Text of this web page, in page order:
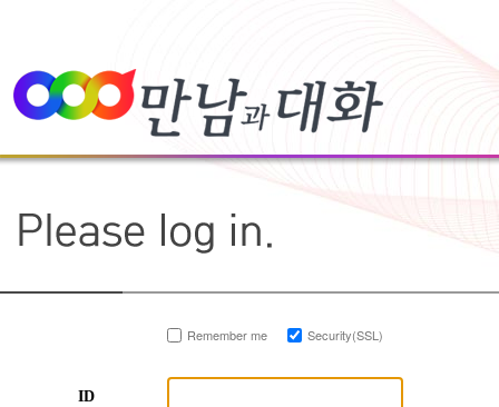
Remember me Security(SSL)
ID